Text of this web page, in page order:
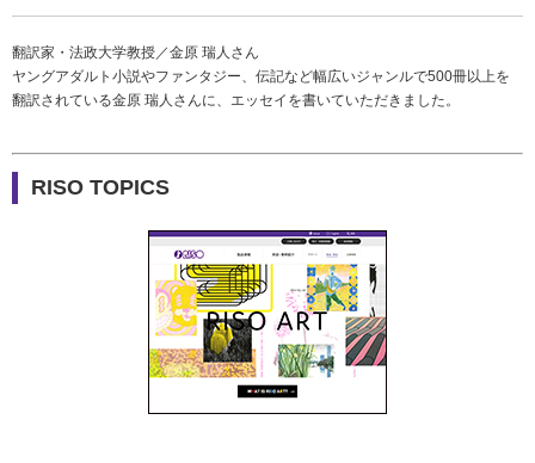
翻訳家・法政大学教授／金原 瑞人さん
ヤングアダルト小説やファンタジー、伝記など幅広いジャンルで500冊以上を
翻訳されている金原 瑞人さんに、エッセイを書いていただきました。
RISO TOPICS